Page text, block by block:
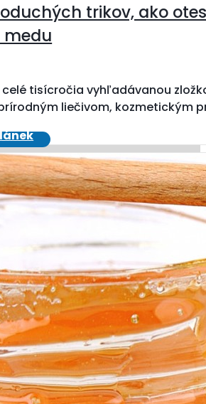
trikov, ako
celé tisícročia vyhľadávanou
liečivom, kozmetickým